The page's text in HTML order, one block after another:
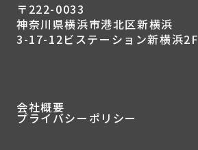
〒222-0033
神奈川県横浜市港北区新横浜
3-17-12ビステーション新横浜2F
会社概要
プライバシーポリシー